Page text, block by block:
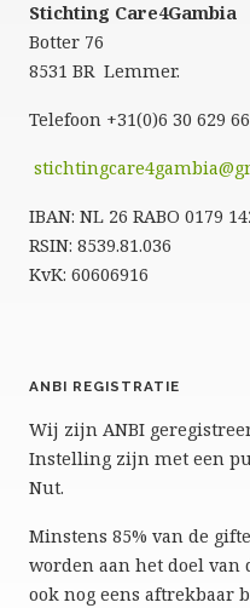
Stichting Care4Gambia
Botter 76
8531 BR Lemmer.
Telefoon +31(0)6 30 629
IBAN: NL 26 RABO 0179
RSIN: 8539.81.036
KvK: 60606916
ANBI REGISTRATIE
Wij zijn ANBI
Instelling zijn met een
Nut.
Minstens 85% van de
worden aan het doel
ook nog eens aftrekbaar